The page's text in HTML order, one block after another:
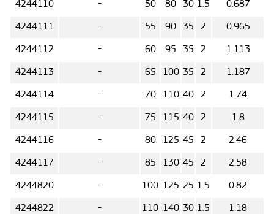
4244110 - 50 80 30 1.5 0.687
4244111 - 55 90 35 2 0.965
4244112 - 60 95 35 2 1.113
4244113 - 65 100 35 2 1.187
4244114 - 70 110 40 2 1.74
4244115 - 75 115 40 2 1.8
4244116 - 80 125 45 2 2.46
4244117 - 85 130 45 2 2.58
4244820 - 100 125 25 1.5 0.82
4244822 - 110 140 30 1.5 1.18